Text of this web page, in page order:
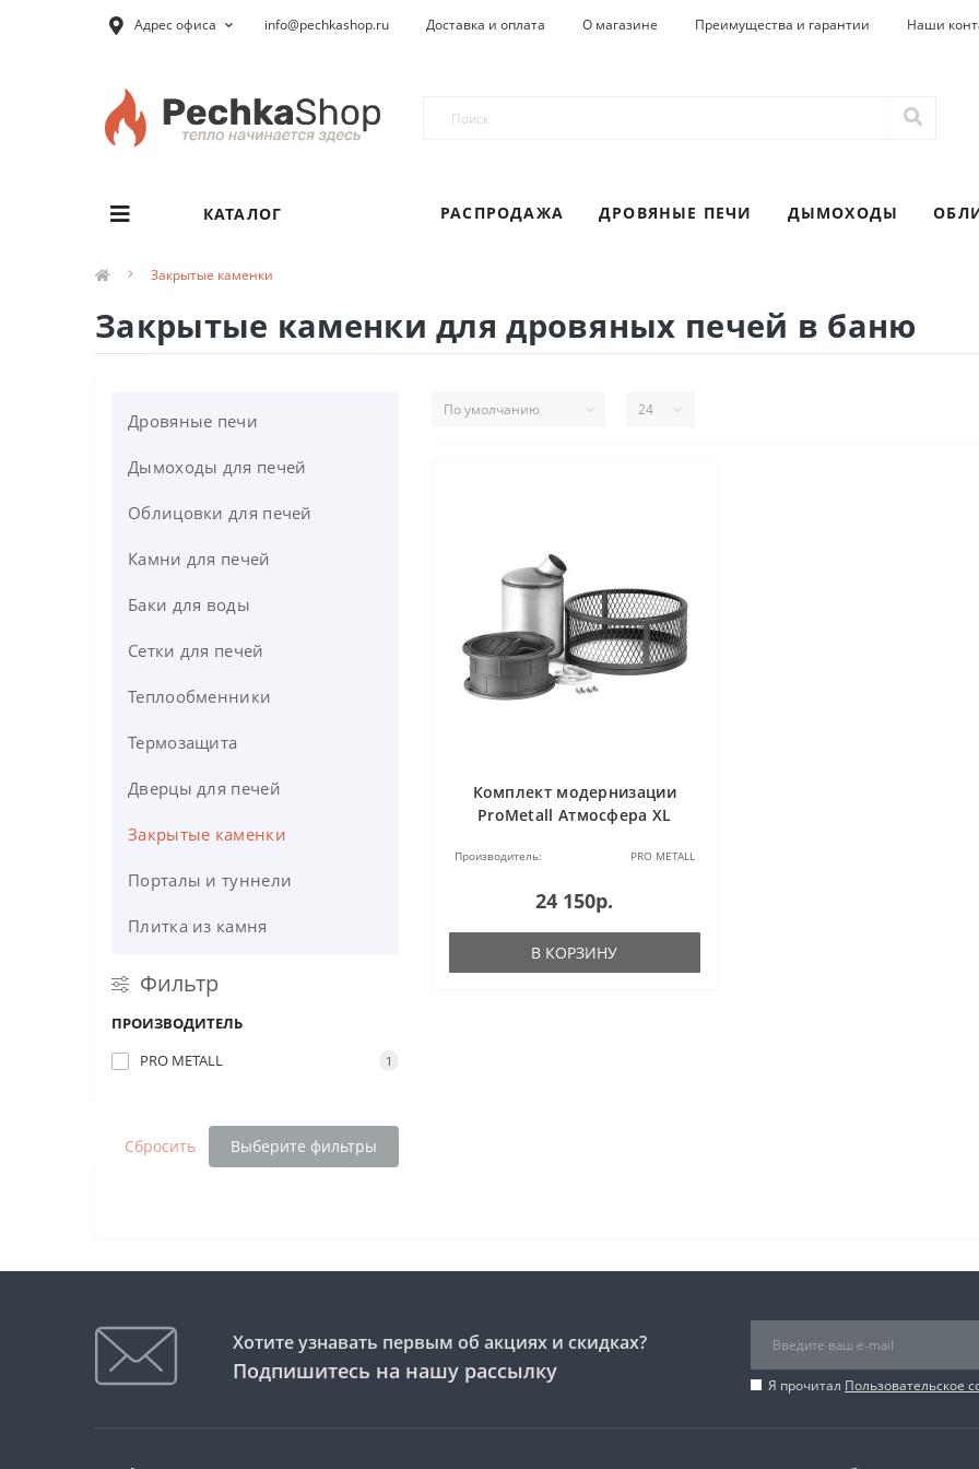
Адрес офиса info@pechkashop.ru Доставка и оплата О магазине Преимущества и гарантии Наши
КАТАЛОГ РАСПРОДАЖА ДРОВЯНЫЕ ПЕЧИ ДЫМОХОДЫ
Закрытые каменки
Закрытые каменки для дровяных печей в баню
Дровяные печи
Дымоходы для печей
Облицовки для печей
Камни для печей
Баки для воды
Сетки для печей
Теплообменники
Термозащита
Дверцы для печей
Закрытые каменки
Порталы и туннели
Плитка из камня
Фильтр
ПРОИЗВОДИТЕЛЬ
PRO METALL
1
Сбросить Выберите фильтры
Комплект модернизации
ProMetall Атмосфера XL
Производитель: PRO METALL
24 150р.
В КОРЗИНУ
Хотите узнавать первым об акциях и скидках?
Подпишитесь на нашу рассылку
Я прочитал Пользовательское